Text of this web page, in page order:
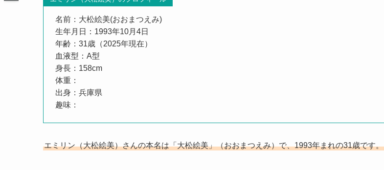
名前：大松絵美(おおまつえみ)
生年月日：1993年10月4日
年齢：31歳（2025年現在）
血液型：A型
身長：158cm
体重：
出身：兵庫県
趣味：
エミリン（大松絵美）さんの本名は「大松絵美」（おおまつえみ）で、1993年まれの31歳です。